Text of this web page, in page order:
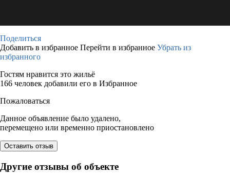
Поделиться
Добавить в избранное Перейти в избранное Убрать из
избранного
Гостям нравится это жильё
166 человек добавили его в Избранное
Пожаловаться
Данное объявление было удалено,
перемещено или временно приостановлено
Оставить отзыв
Другие отзывы об объекте